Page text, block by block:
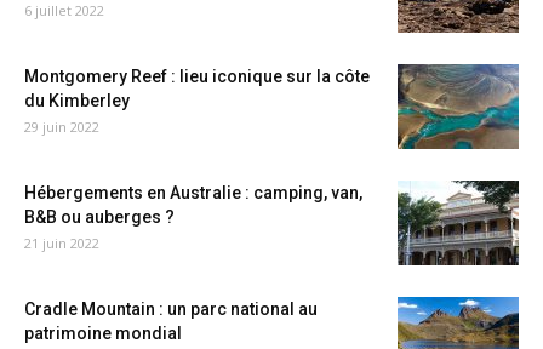
6 juillet 2022
Montgomery Reef : lieu iconique sur la côte
du Kimberley
29 juin 2022
Hébergements en Australie : camping, van,
B&B ou auberges ?
21 juin 2022
Cradle Mountain : un parc national au
patrimoine mondial